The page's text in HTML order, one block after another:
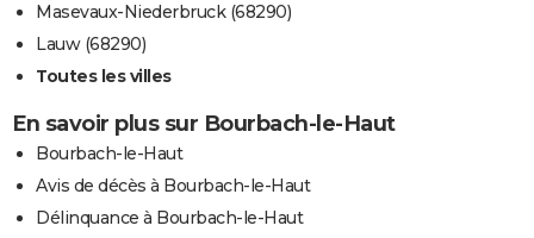
Masevaux-Niederbruck (68290)
Lauw (68290)
Toutes les villes
En savoir plus sur Bourbach-le-Haut
Bourbach-le-Haut
Avis de décès à Bourbach-le-Haut
Délinquance à Bourbach-le-Haut